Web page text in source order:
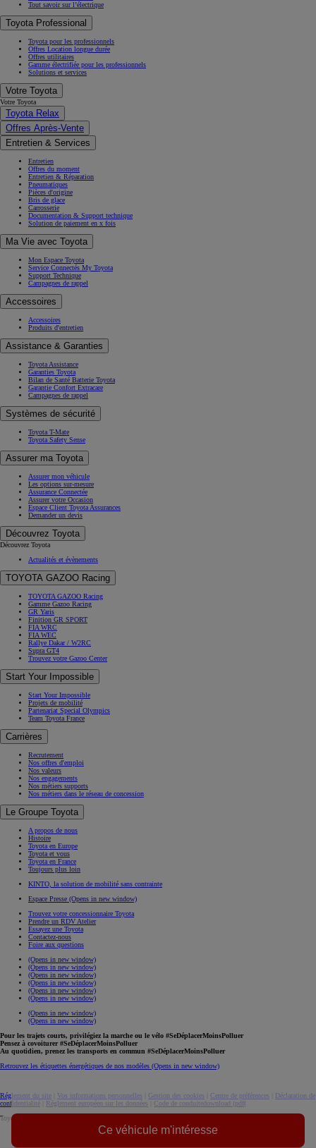
Ce véhicule m'intéresse
Tout savoir sur l’électrique
Toyota Professional
Toyota pour les professionnels
Offres Location longue durée
Offres utilitaires
Gamme électrifiée pour les professionnels
Solutions et services
Votre Toyota
Votre Toyota
Toyota Relax
Offres Après-Vente
Entretien & Services
Entretien
Offres du moment
Entretien & Réparation
Pneumatiques
Pièces d'origine
Bris de glace
Carrosserie
Documentation & Support technique
Solution de paiement en x fois
Ma Vie avec Toyota
Mon Espace Toyota
Service Connectés My Toyota
Support Technique
Campagnes de rappel
Accessoires
Accessoires
Produits d'entretien
Assistance & Garanties
Toyota Assistance
Garanties Toyota
Bilan de Santé Batterie Toyota
Garantie Confort Extracare
Campagnes de rappel
Systèmes de sécurité
Toyota T-Mate
Toyota Safety Sense
Assurer ma Toyota
Assurer mon véhicule
Les options sur-mesure
Assurance Connectée
Assurer votre Occasion
Espace Client Toyota Assurances
Demander un devis
Découvrez Toyota
Découvrez Toyota
Actualités et évènements
TOYOTA GAZOO Racing
TOYOTA GAZOO Racing
Gamme Gazoo Racing
GR Yaris
Finition GR SPORT
FIA WRC
FIA WEC
Rallye Dakar / W2RC
Supra GT4
Trouvez votre Gazoo Center
Start Your Impossible
Start Your Impossible
Projets de mobilité
Partenariat Special Olympics
Team Toyota France
Carrières
Recrutement
Nos offres d'emploi
Nos valeurs
Nos engagements
Nos métiers supports
Nos métiers dans le réseau de concession
Le Groupe Toyota
A propos de nous
Histoire
Toyota en Europe
Toyota et vous
Toyota en France
Toujours plus loin
KINTO, la solution de mobilité sans contrainte
Espace Presse (Opens in new window)
Trouvez votre concessionnaire Toyota
Prendre un RDV Atelier
Essayez une Toyota
Contactez-nous
Foire aux questions
(Opens in new window)
(Opens in new window)
(Opens in new window)
(Opens in new window)
(Opens in new window)
(Opens in new window)
(Opens in new window)
(Opens in new window)
Pour les trajets courts, privilégiez la marche ou le vélo #SeDéplacerMoinsPolluer
Pensez à covoiturer #SeDéplacerMoinsPolluer
Au quotidien, prenez les transports en commun #SeDéplacerMoinsPolluer
Retrouvez les étiquettes énergétiques de nos modèles (Opens in new window)
Réglement du site Vos informations personnelles Gestion des cookies Centre de préférences
Déclaration de
confidentialité
Règlement européen sur les données Code de conduitedownload (pdf(
Toyota. Tous droits réservés. © 2026